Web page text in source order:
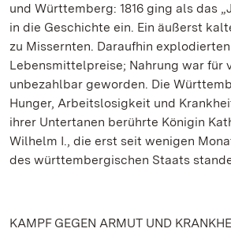
und Württemberg: 1816 ging als das
in die Geschichte ein. Ein äußerst
zu Missernten. Daraufhin
Lebensmittelpreise; Nahrung war für
unbezahlbar geworden. Die
Hunger, Arbeitslosigkeit und
ihrer Untertanen berührte Königin
Wilhelm I., die erst seit wenigen
des württembergischen Staats
KAMPF GEGEN ARMUT UND